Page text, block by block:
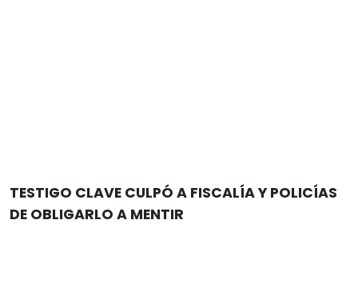
TESTIGO CLAVE CULPÓ A FISCALÍA Y POLICÍAS
DE OBLIGARLO A MENTIR